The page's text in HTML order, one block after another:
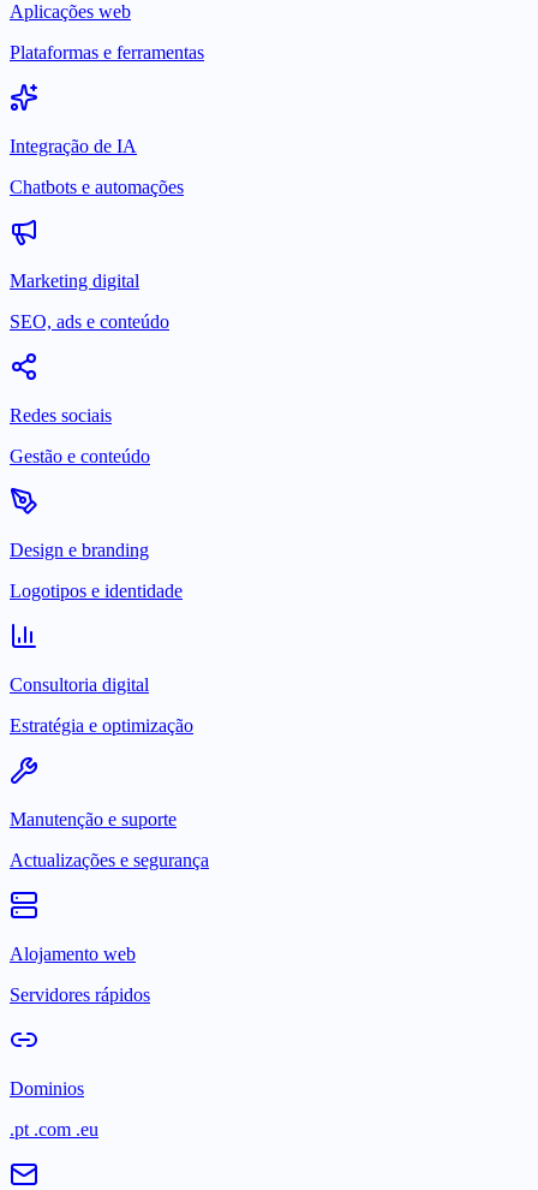
Aplicações web
Plataformas e ferramentas
Integração de IA
Chatbots e automações
Marketing digital
SEO, ads e conteúdo
Redes sociais
Gestão e conteúdo
Design e branding
Logotipos e identidade
Consultoria digital
Estratégia e optimização
Manutenção e suporte
Actualizações e segurança
Alojamento web
Servidores rápidos
Dominios
.pt .com .eu